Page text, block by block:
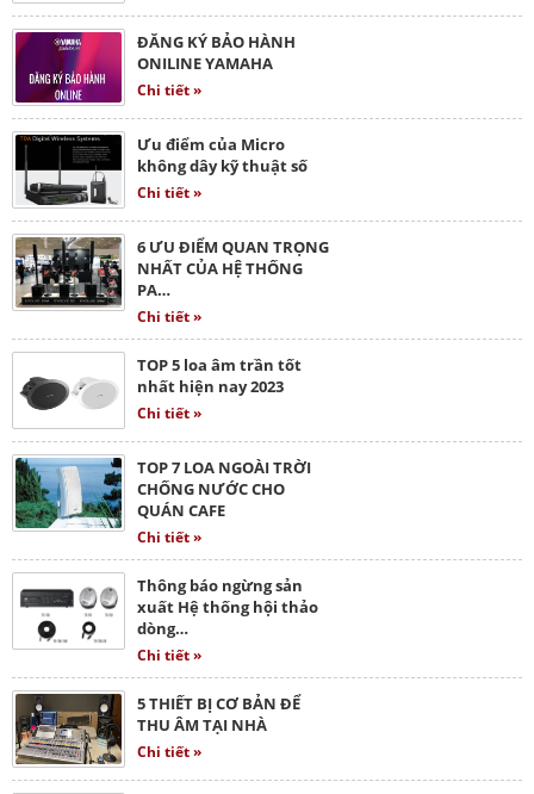
ĐĂNG KÝ BẢO HÀNH
ONILINE YAMAHA
Chi tiết »
Ưu điểm của Micro
không dây kỹ thuật số
Chi tiết »
6 ƯU ĐIỂM QUAN TRỌNG
NHẤT CỦA HỆ THỐNG
PA…
Chi tiết »
TOP 5 loa âm trần tốt
nhất hiện nay 2023
Chi tiết »
TOP 7 LOA NGOÀI TRỜI
CHỐNG NƯỚC CHO
QUÁN CAFE
Chi tiết »
Thông báo ngừng sản
xuất Hệ thống hội thảo
dòng…
Chi tiết »
5 THIẾT BỊ CƠ BẢN ĐỂ
THU ÂM TẠI NHÀ
Chi tiết »